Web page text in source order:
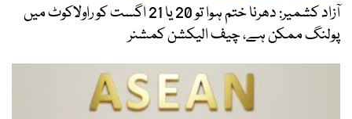
آزاد کشمیر: دھرنا ختم ہوا تو 20 یا 21 اگست کو راولاکوٹ میں
پولنگ ممکن ہے، چیف الیکشن کمشنر